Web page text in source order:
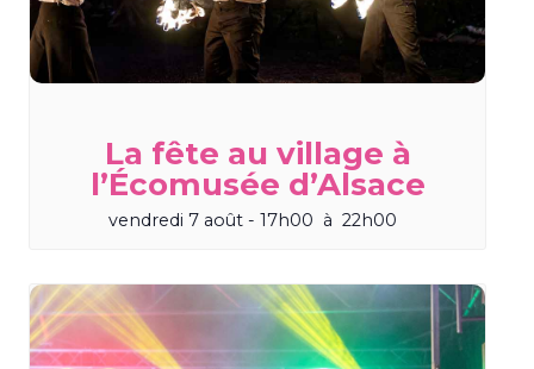
La fête au village à
l’Écomusée d’Alsace
vendredi 7 août - 17h00 à 22h00